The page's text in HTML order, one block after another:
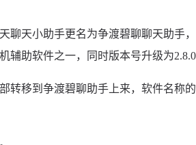
聊天小助手更名为争渡碧聊聊天助手
辅助软件之一，同时版本号升级为
转移到争渡碧聊助手上来，软件名称